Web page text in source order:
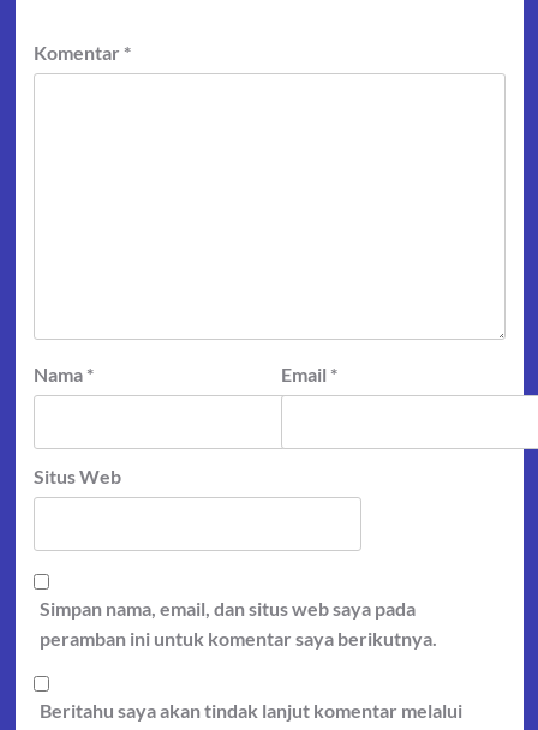
Komentar *
Nama * Email *
Situs Web
Simpan nama, email, dan situs web saya pada
peramban ini untuk komentar saya berikutnya.
Beritahu saya akan tindak lanjut komentar melalui